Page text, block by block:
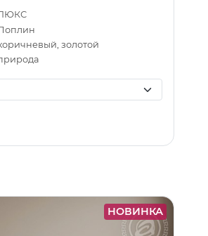
золотой
НОВИНКА